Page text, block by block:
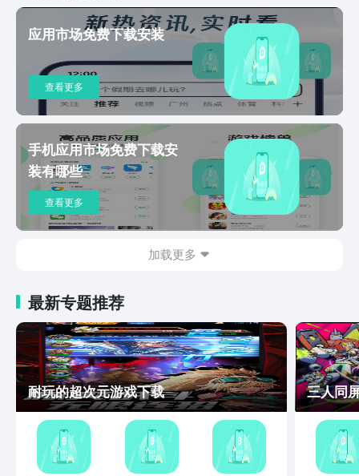
藏图标】一键选择即可隐藏手机里的隐私
文件和等小秘密。 5、【一键换图标】我
的桌面我做主，图标皮肤随心而变。 6、
【自主DIY】壁纸、主题、锁屏随心创
作，你就是下一个设计达人！ 7、【魔幻
手势】让你的指尖生活充满，打造个性舒
适的使用体验！ 8、【一键锁屏】一个手
势锁屏，省去按电源键的烦恼，延长手机
电源键使用寿命。 9、【快速换肤】一键
换肤，快速更换主题，让你的手机百变不
腻。 10、【快捷圆盘】四向管理近期应
用、常用工具、常用应用、应用文件夹归
类，借鉴八卦学，每个分页八个图标代表
八个方位，圆圈更是象征宇宙无限的空
为您打造潮流又好用的手机桌面，提供优
质的服务！
应用市场免费下载安装
查看更多
手机应用市场免费下载安
装有哪些
查看更多
加载更多
最新专题推荐
耐玩的超次元游戏下载 三人同